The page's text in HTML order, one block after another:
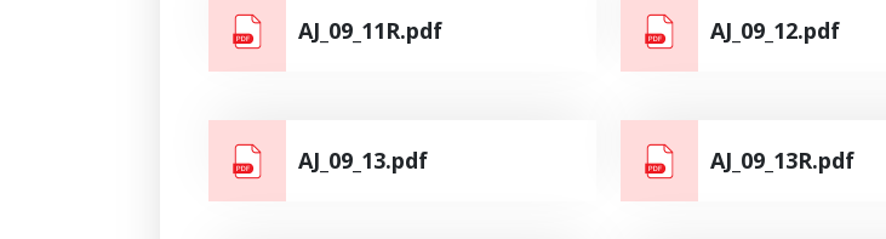
AJ_09_11R.pdf AJ_09_12.pdf
AJ_09_13.pdf AJ_09_13R.pdf